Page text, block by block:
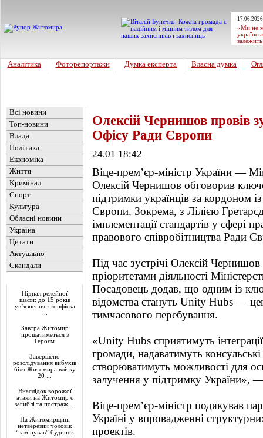
«Ми не
Аналітика Фоторепортажи Думка експерта Власна думка
Всі новини
Топ-новини
Влада
Політика
Економіка
Життя
Кримінал
Спорт
Культура
Обласні новини
Україна
Цитати
Актуально
Скандали
Підпал релейної
шафи: до 15 років
ув’язнення з конфіска
Завтра Житомир
прощатиметься з
Героєм
Завершено
розслідування вибухів
біля Житомира влітку
20 ...
Внаслідок ворожої
атаки на Житомир є
загиблі та постраж ...
На Житомирщині
нетверезий чоловік
“замінував” будинок
Олексій Чернишов провів
Офісу Ради Європи
24.01 18:42
Віце-прем’єр-міністр України —
Олексій Чернишов обговорив
підтримки українців за кордоном
Європи. Зокрема, з Лілією
імплементації стандартів у сфері
правового співробітництва Ради
Під час зустрічі Олексій
пріоритетами діяльності
Посадовець додав, що одним із
відомства стануть Unity Hubs —
тимчасового перебування.
«Unity Hubs сприятимуть
громади, надаватимуть
створюватимуть можливості для
залучення у підтримку України»,
Віце-прем’єр-міністр подякував
Україні у впровадженні
проектів.